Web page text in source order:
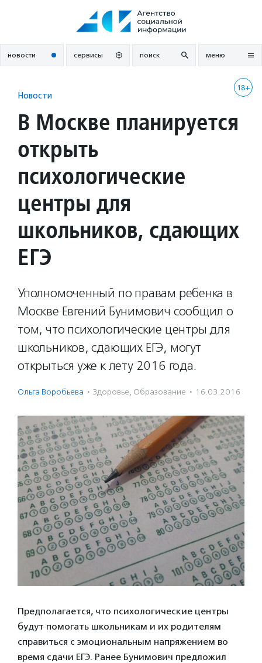
новости сервисы поиск меню
18+
Новости
В Москве планируется
открыть
психологические
центры для
школьников, сдающих
ЕГЭ
Уполномоченный по правам ребенка в
Москве Евгений Бунимович сообщил о
том, что психологические центры для
школьников, сдающих ЕГЭ, могут
открыться уже к лету 2016 года.
Ольга Воробьева · Здоровье, Образование · 16.03.2016
Предполагается, что психологические центры
будут помогать школьникам и их родителям
справиться с эмоциональным напряжением во
время сдачи ЕГЭ. Ранее Бунимович предложил